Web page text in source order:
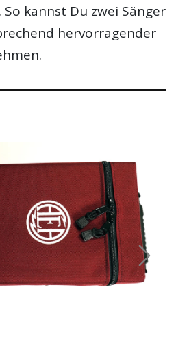
kannst Du zwei Sänger
hervorragender
Next